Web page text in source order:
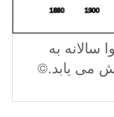
سالانه به
می یابد.©